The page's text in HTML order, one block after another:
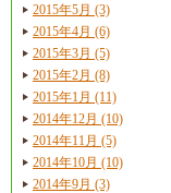
2015年5月 (3)
2015年4月 (6)
2015年3月 (5)
2015年2月 (8)
2015年1月 (11)
2014年12月 (10)
2014年11月 (5)
2014年10月 (10)
2014年9月 (3)